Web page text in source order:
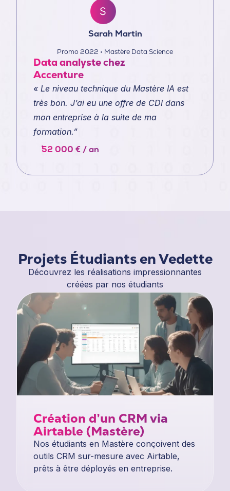
Sarah Martin
Promo 2022 • Mastère Data Science
Data analyste chez
Accenture
« Le niveau technique du Mastère IA est
très bon. J’ai eu une offre de CDI dans
mon entreprise à la suite de ma
formation.”
52 000 € / an
Projets Étudiants en Vedette
Découvrez les réalisations impressionnantes
créées par nos étudiants
Création d’un CRM via
Airtable (Mastère)
Nos étudiants en Mastère conçoivent des
outils CRM sur-mesure avec Airtable,
prêts à être déployés en entreprise.